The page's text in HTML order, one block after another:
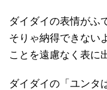
ダイダイの表情がふ
そりゃ納得できない
ことを遠慮なく表に
ダイダイの「ユンタ